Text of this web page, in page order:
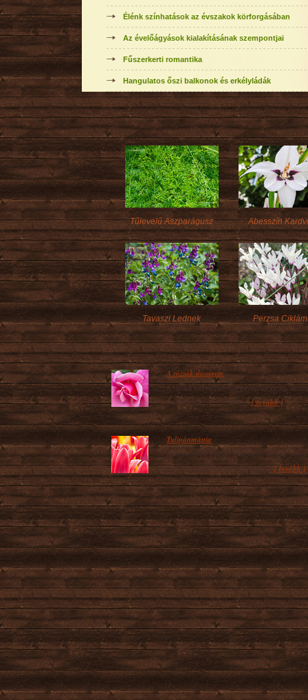
Élénk színhatások az évszakok körforgásában
Az évelőágyások kialakításának szempontjai
Fűszerkerti romantika
Hangulatos őszi balkonok és erkélyládák
Tűlevelű Aszparágusz Abesszín
Tavaszi Lednek Perzsa
A rózsák dícsérete
A rózsa kétségtelenül királynői virág,
évezredek óta páratlan...[ tovább ]
Tulipánmánia
Az ezerarcú tulipán története, amely
számára a Németalföldhöz és...[ tovább ]